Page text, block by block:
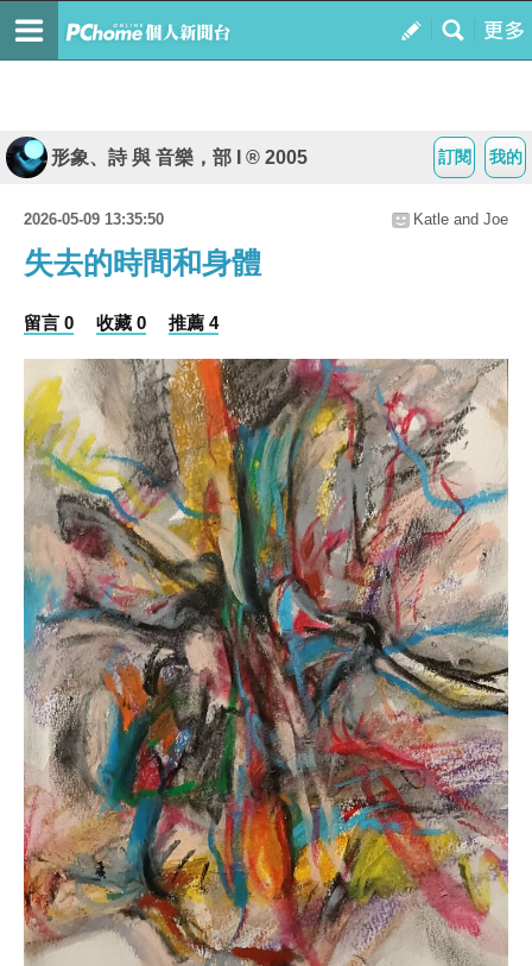
我的
訂閱
形象、詩 與 音樂，部 I ® 2005
2026-05-09 13:35:50 Katle and Joe
失去的時間和身體
留言 0 收藏 0 推薦 4